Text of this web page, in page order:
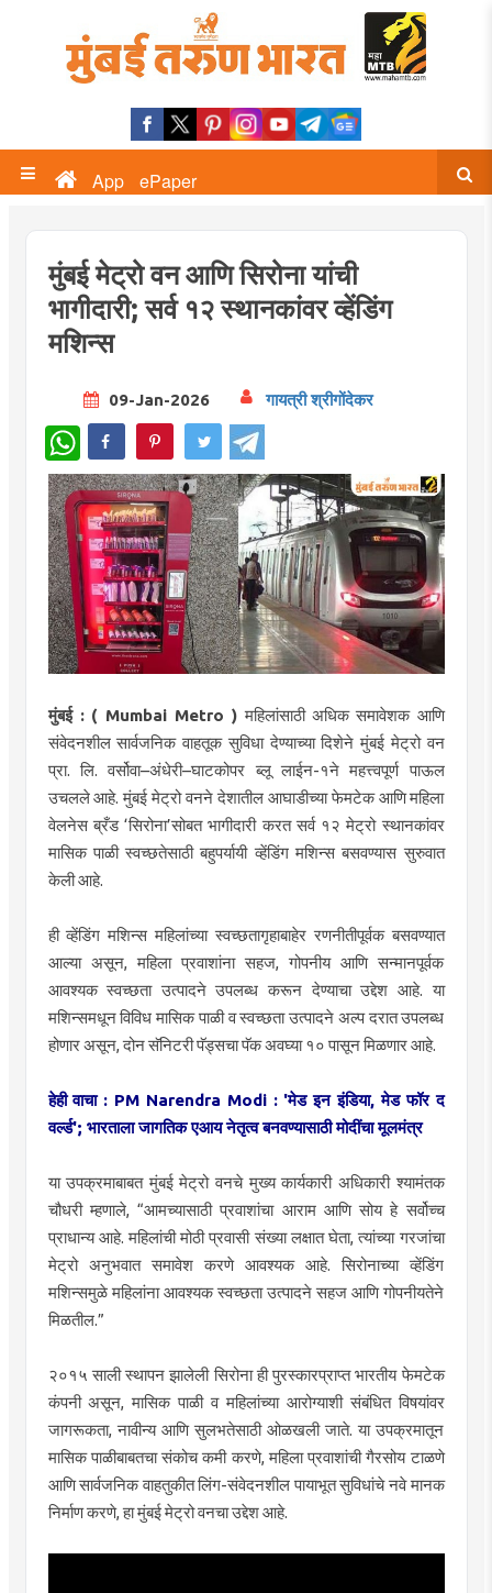
App ePaper
मुंबई मेट्रो वन आणि सिरोना यांची
भागीदारी; सर्व १२ स्थानकांवर व्हेंडिंग
मशिन्स
09-Jan-2026 गायत्री श्रीगोंदेकर
WhatsApp
मुंबई : ( Mumbai Metro ) महिलांसाठी अधिक समावेशक आणि
संवेदनशील सार्वजनिक वाहतूक सुविधा देण्याच्या दिशेने मुंबई मेट्रो वन
प्रा. लि. वर्सोवा–अंधेरी–घाटकोपर ब्लू लाईन-१ने महत्त्वपूर्ण पाऊल
उचलले आहे. मुंबई मेट्रो वनने देशातील आघाडीच्या फेमटेक आणि महिला
वेलनेस ब्रँड ‘सिरोना’सोबत भागीदारी करत सर्व १२ मेट्रो स्थानकांवर
मासिक पाळी स्वच्छतेसाठी बहुपर्यायी व्हेंडिंग मशिन्स बसवण्यास सुरुवात
केली आहे.
ही व्हेंडिंग मशिन्स महिलांच्या स्वच्छतागृहाबाहेर रणनीतीपूर्वक बसवण्यात
आल्या असून, महिला प्रवाशांना सहज, गोपनीय आणि सन्मानपूर्वक
आवश्यक स्वच्छता उत्पादने उपलब्ध करून देण्याचा उद्देश आहे. या
मशिन्समधून विविध मासिक पाळी व स्वच्छता उत्पादने अल्प दरात उपलब्ध
होणार असून, दोन सॅनिटरी पॅड्सचा पॅक अवघ्या १० पासून मिळणार आहे.
हेही वाचा : PM Narendra Modi : 'मेड इन इंडिया, मेड फॉर द
वर्ल्ड'; भारताला जागतिक एआय नेतृत्व बनवण्यासाठी मोदींचा मूलमंत्र
या उपक्रमाबाबत मुंबई मेट्रो वनचे मुख्य कार्यकारी अधिकारी श्यामंतक
चौधरी म्हणाले, “आमच्यासाठी प्रवाशांचा आराम आणि सोय हे सर्वोच्च
प्राधान्य आहे. महिलांची मोठी प्रवासी संख्या लक्षात घेता, त्यांच्या गरजांचा
मेट्रो अनुभवात समावेश करणे आवश्यक आहे. सिरोनाच्या व्हेंडिंग
मशिन्समुळे महिलांना आवश्यक स्वच्छता उत्पादने सहज आणि गोपनीयतेने
मिळतील.”
२०१५ साली स्थापन झालेली सिरोना ही पुरस्कारप्राप्त भारतीय फेमटेक
कंपनी असून, मासिक पाळी व महिलांच्या आरोग्याशी संबंधित विषयांवर
जागरूकता, नावीन्य आणि सुलभतेसाठी ओळखली जाते. या उपक्रमातून
मासिक पाळीबाबतचा संकोच कमी करणे, महिला प्रवाशांची गैरसोय टाळणे
आणि सार्वजनिक वाहतुकीत लिंग-संवेदनशील पायाभूत सुविधांचे नवे मानक
निर्माण करणे, हा मुंबई मेट्रो वनचा उद्देश आहे.